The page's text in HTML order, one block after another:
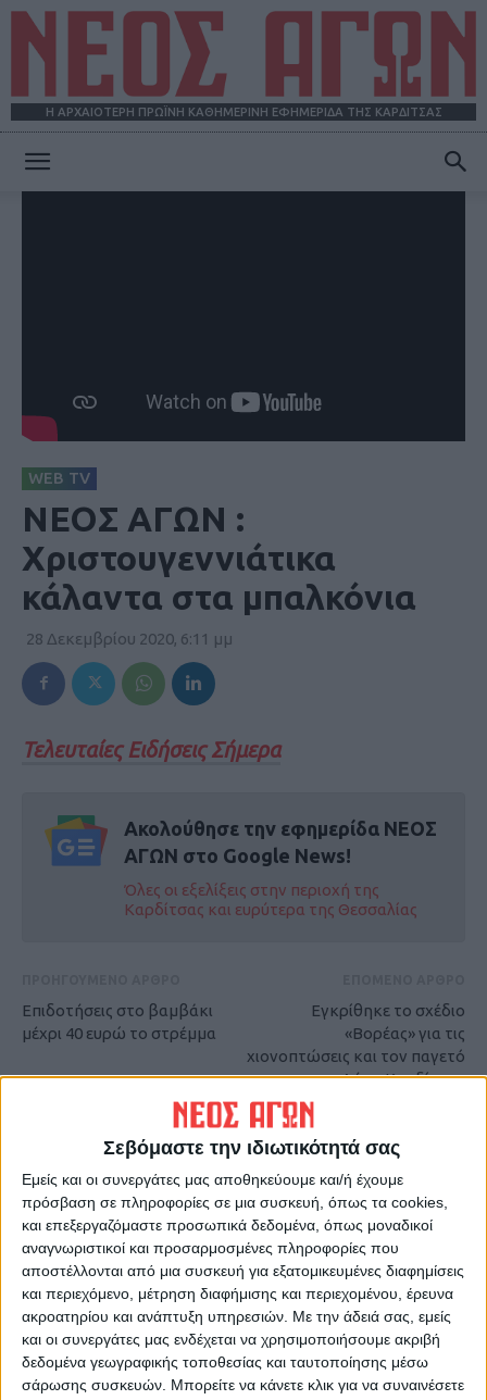
Σεβόμαστε την ιδιωτικότητά σας
Εμείς και οι συνεργάτες μας αποθηκεύουμε και/ή έχουμε
πρόσβαση σε πληροφορίες σε μια συσκευή, όπως τα cookies,
και επεξεργαζόμαστε προσωπικά δεδομένα, όπως μοναδικοί
αναγνωριστικοί και προσαρμοσμένες πληροφορίες που
αποστέλλονται από μια συσκευή για εξατομικευμένες διαφημίσεις
και περιεχόμενο, μέτρηση διαφήμισης και περιεχομένου, έρευνα
ακροατηρίου και ανάπτυξη υπηρεσιών. Με την άδειά σας, εμείς
και οι συνεργάτες μας ενδέχεται να χρησιμοποιήσουμε ακριβή
δεδομένα γεωγραφικής τοποθεσίας και ταυτοποίησης μέσω
σάρωσης συσκευών. Μπορείτε να κάνετε κλικ για να συναινέσετε
Η ΑΡΧΑΙΟΤΕΡΗ ΠΡΩΪΝΗ ΚΑΘΗΜΕΡΙΝΗ ΕΦΗΜΕΡΙΔΑ ΤΗΣ ΚΑΡΔΙΤΣΑΣ
WEB TV
ΝΕΟΣ ΑΓΩΝ :
Χριστουγεννιάτικα
κάλαντα στα μπαλκόνια
28 Δεκεμβρίου 2020, 6:11 μμ
Τελευταίες Ειδήσεις Σήμερα
Ακολούθησε την εφημερίδα ΝΕΟΣ
ΑΓΩΝ στο Google News!
Όλες οι εξελίξεις στην περιοχή της
Καρδίτσας και ευρύτερα της Θεσσαλίας
Επιδοτήσεις στο βαμβάκι
μέχρι 40 ευρώ το στρέμμα
Εγκρίθηκε το σχέδιο
«Βορέας» για τις
χιονοπτώσεις και τον παγετό
στο Δήμο Καρδίτσας
ΝΕΟΣ ΑΓΩΝ
https://neosagon.gr
Η Αρχαιότερη Καθημερινή Πρωινή Εφημερίδα της Καρδίτσας